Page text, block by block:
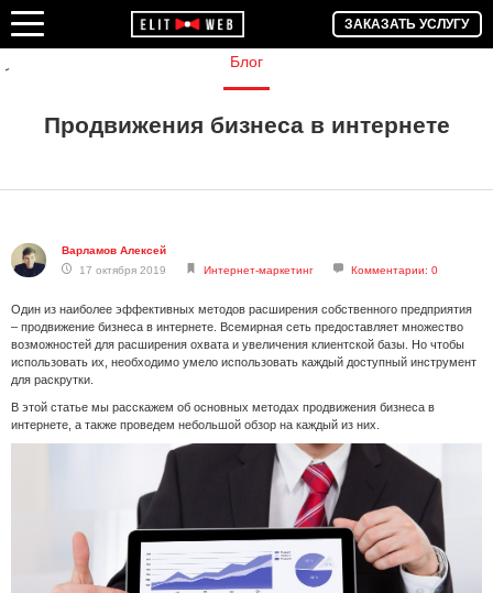
ЗАКАЗАТЬ УСЛУГУ
Блог
Продвижения бизнеса в интернете
Варламов Алексей
17 октября 2019
Интернет-маркетинг Комментарии: 0
Один из наиболее эффективных методов расширения собственного предприятия
– продвижение бизнеса в интернете. Всемирная сеть предоставляет множество
возможностей для расширения охвата и увеличения клиентской базы. Но чтобы
использовать их, необходимо умело использовать каждый доступный инструмент
для раскрутки.
В этой статье мы расскажем об основных методах продвижения бизнеса в
интернете, а также проведем небольшой обзор на каждый из них.